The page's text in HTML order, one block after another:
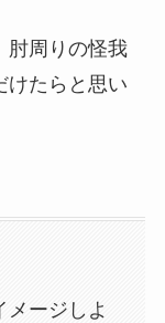
肘周りの怪我
けたらと思い
メージしよ